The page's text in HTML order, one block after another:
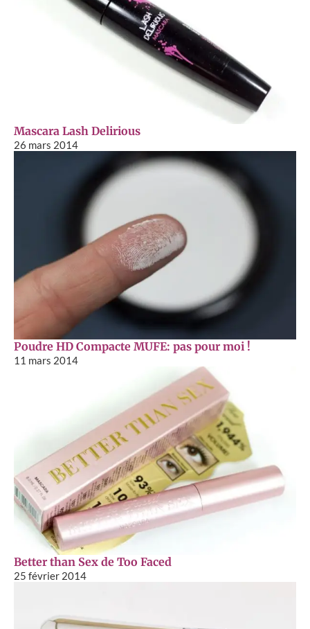
Mascara Lash Delirious
26 mars 2014
Poudre HD Compacte MUFE: pas pour moi !
11 mars 2014
Better than Sex de Too Faced
25 février 2014